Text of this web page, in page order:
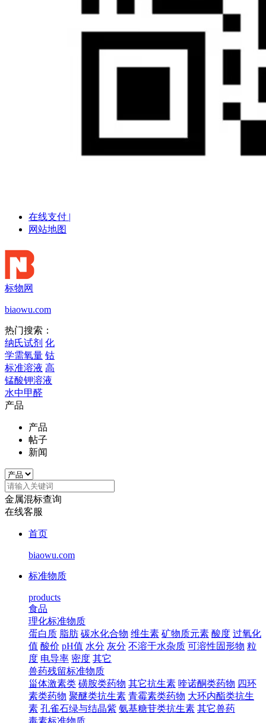
在线支付 |
网站地图
标物网
biaowu.com
热门搜索：
纳氏试剂 化
学需氧量 钴
标准溶液 高
锰酸钾溶液
水中甲醛
产品
产品
帖子
新闻
金属混标查询
在线客服
首页
biaowu.com
标准物质
products
食品
理化标准物质
蛋白质 脂肪 碳水化合物 维生素 矿物质元素 酸度 过氧化
值 酸价 pH值 水分 灰分 不溶于水杂质 可溶性固形物 粒
度 电导率 密度 其它
兽药残留标准物质
甾体激素类 磺胺类药物 其它抗生素 喹诺酮类药物 四环
素类药物 聚醚类抗生素 青霉素类药物 大环内酯类抗生
素 孔雀石绿与结晶紫 氨基糖苷类抗生素 其它兽药
毒素标准物质